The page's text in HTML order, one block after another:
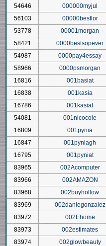
54646
000000myjul
56103
00000bestlor
53778
00001morgan
58421
0000bestsopever
54987
0000pay4essay
58966
0000psmorgan
16816
001basiat
16838
001kasia
16786
001kasiat
54081
001nicocole
16809
001pynia
16847
001pyniagh
16795
001pyniat
83965
002Acomputer
83966
002AMAZON
83968
002buyhollow
83969
002daniegonzalez
83972
002Ehome
83973
002estimates
83974
002glowbeauty